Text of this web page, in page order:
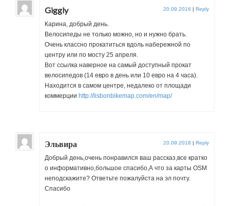
Giggly 20.09.2016 | Reply
Карина, добрый день.
Велосипеды не только можно, но и нужно брать.
Очень классно прокатиться вдоль набережной по
центру или по мосту 25 апреля.
Вот ссылка наверное на самый доступный прокат
велосипедов (14 евро в день или 10 евро на 4 часа).
Находится в самом центре, недалеко от площади
коммерции http://lisbonbikemap.com/en/map/
Эльвира 20.09.2018 | Reply
Добрый день,очень понравился ваш рассказ,все кратко
о информативно,большое спасибо,А что за карты OSM
неподскажите? Ответьте пожалуйста на эл почту.
Спасибо